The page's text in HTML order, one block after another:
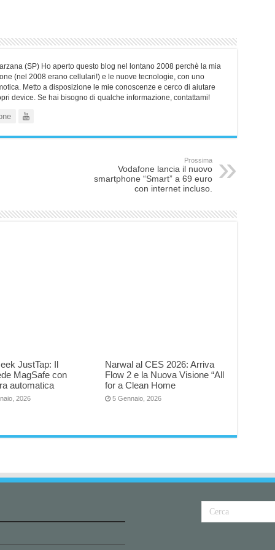
(SP) Ho aperto questo blog nel lontano 2008 perchè la mia
(nel 2008 erano cellulari!) e le nuove tecnologie, con uno
Metto a disposizione le mie conoscenze e cerco di aiutare
device. Se hai bisogno di qualche informazione, contattami!
Prossima
Vodafone lancia il nuovo
smartphone “Smart” a 69 euro
con internet incluso.
JustTap: Il
MagSafe con
automatica
2026
Narwal al CES 2026: Arriva
Flow 2 e la Nuova Visione “All
for a Clean Home
5 Gennaio, 2026